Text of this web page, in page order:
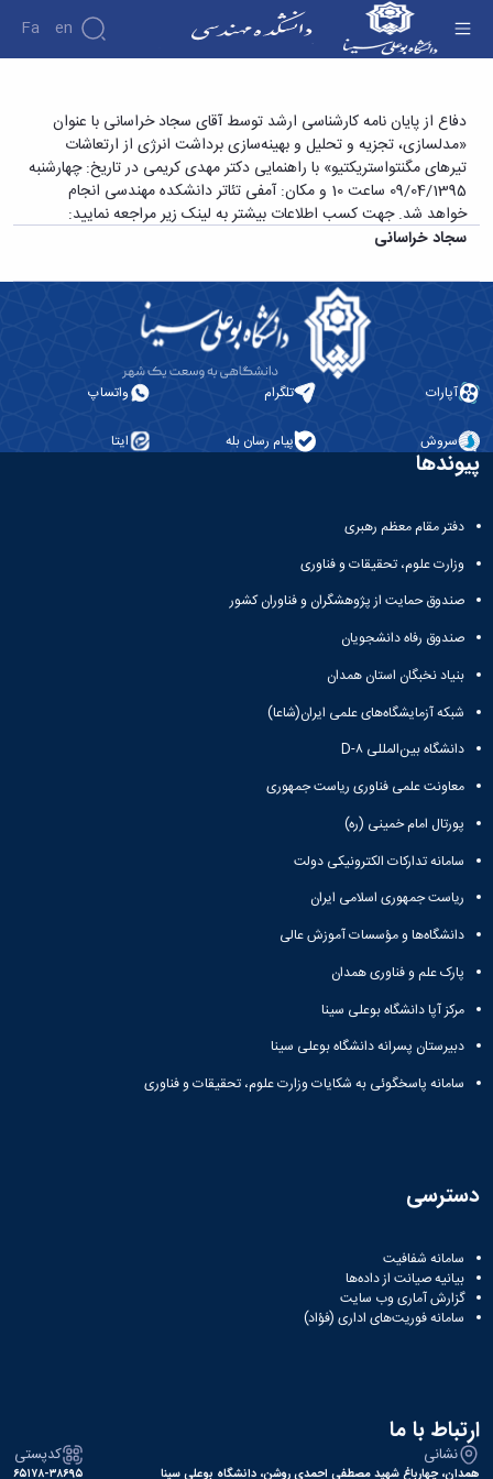
Fa En
دانشکده
درباره
دانشکده
تاریخچه
ریاست
دانشکده
آلبوم
آموزشی
معاونت
پژوهشی
معاونت
تکمیلی
نشریات
دفاع از پایان نامه کارشناسی ارشد توسط آقای سجاد
خراسانی با عنوان « مدل¬سازی، تجزیه و تحلیل و
بهینه‌سازی برداشت انرژی از ارتعاشات تیرهای
مگنتواستریکتیو» - دانشکده فنی و مهندسی
دفاع از پایان نامه کارشناسی ارشد توسط آقای سجاد خراسانی با عنوان
«مدل­سازی، تجزیه و تحلیل و بهینه‌سازی برداشت انرژی از ارتعاشات
تیرهای مگنتواستریکتیو» با راهنمایی دکتر مهدی کریمی در تاریخ: چهارشنبه
09/04/1395 ساعت 10 و مکان: آمفی تئاتر دانشکده مهندسی انجام
خواهد شد. جهت کسب اطلاعات بیشتر به لینک زیر مراجعه نمایید:
سجاد خراسانی
آپارات تلگرام واتساپ
سروش پیام رسان بله ایتا
پیوندها
دفتر مقام معظم رهبری
وزارت علوم، تحقیقات و فناوری
صندوق حمایت از پژوهشگران و فناوران کشور
صندوق رفاه دانشجویان
بنیاد نخبگان استان همدان
شبکه آزمایشگاه‌های علمی ایران(شاعا)
دانشگاه بین‌المللی D-۸
معاونت علمی فناوری ریاست جمهوری
پورتال امام خمینی (ره)
سامانه تدارکات الکترونیکی دولت
ریاست جمهوری اسلامی ایران
دانشگاه‌ها و مؤسسات آموزش عالی
پارک علم و فناوری همدان
مرکز آپا دانشگاه بوعلی سینا
دبیرستان پسرانه دانشگاه بوعلی سینا
سامانه پاسخگوئی به شکایات وزارت علوم، تحقیقات و فناوری
دسترسی
سامانه شفافیت
بیانیه صیانت از داده‌ها
گزارش آماری وب‌ سایت
سامانه فوریت‌های اداری (فؤاد)
ارتباط با ما
نشانی
همدان، چهارباغ شهید مصطفی احمدی روشن، دانشگاه بوعلی سینا
کدپستی
۶۵۱۷۸-۳۸۶۹۵